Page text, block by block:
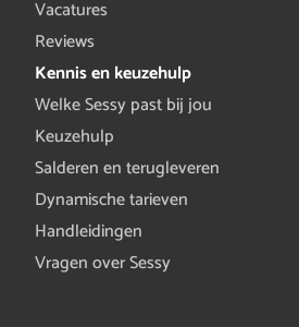
Vacatures
Reviews
Kennis en keuzehulp
Welke Sessy past bij jou
Keuzehulp
Salderen en terugleveren
Dynamische tarieven
Handleidingen
Vragen over Sessy